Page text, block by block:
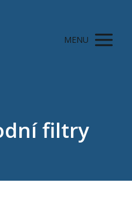
MENU
filtry